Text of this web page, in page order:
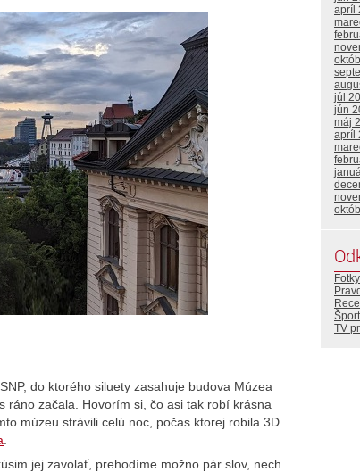
do ktorého siluety zasahuje budova Múzea
ráno začala. Hovorím si, čo asi tak robí krásna
múzeu strávili celú noc, počas ktorej robila 3D
jej zavolať, prehodíme možno pár slov, nech
apríl
júl
jún
máj
apríl
Fotky
Šport
TV